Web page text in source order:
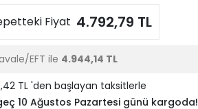
Fiyat 4.792,79 TL
EFT ile 4.944,14 TL
TL 'den başlayan taksitlerle
10 Ağustos Pazartesi günü kargoda!